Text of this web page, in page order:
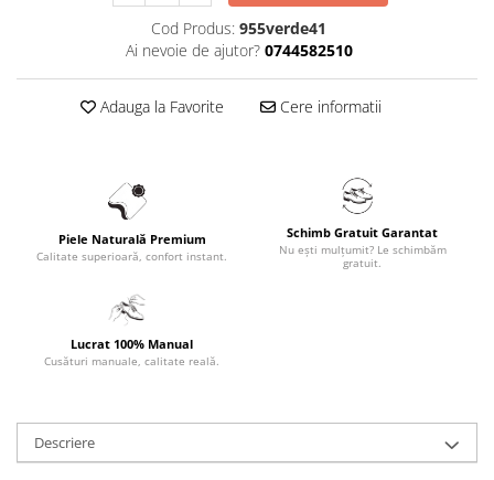
Cod Produs: 955verde41
Ai nevoie de ajutor? 0744582510
Adauga la Favorite Cere informatii
Piele Naturală Premium
Calitate superioară, confort instant.
Schimb Gratuit Garantat
Nu ești mulțumit? Le schimbăm
gratuit.
Lucrat 100% Manual
Cusături manuale, calitate reală.
Descriere